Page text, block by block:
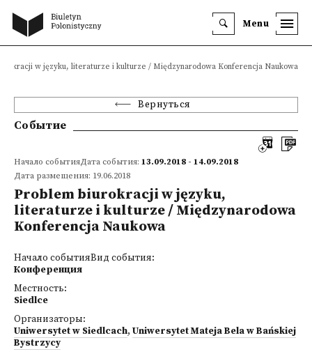
Menu
w języku, literaturze i kulturze / Międzynarodowa Konferencja Naukowa
Вернуться
Событие
Начало событияДата события: 13.09.2018 - 14.09.2018
Дата размещения: 19.06.2018
Problem biurokracji w języku,
literaturze i kulturze / Międzynarodowa
Konferencja Naukowa
Начало событияВид события:
Конференция
Местность:
Siedlce
Организаторы:
Uniwersytet w Siedlcach, Uniwersytet Mateja Bela w Bańskiej
Bystrzycy